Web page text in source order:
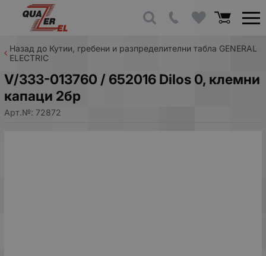
Назад до Кутии, гребени и разпределителни табла GENERAL
ELECTRIC
V/333-013760 / 652016 Dilos 0, клемни
капаци 2бр
Арт.№: 72872